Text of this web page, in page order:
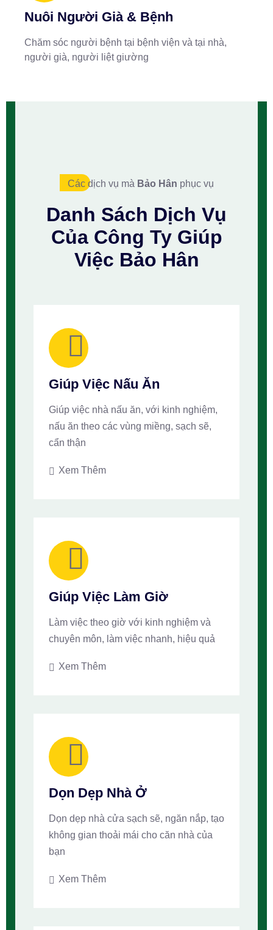
Nuôi Người Già & Bệnh
Chăm sóc người bệnh tại bệnh viện và tại nhà,
người già, người liệt giường
Các dịch vụ mà Bảo Hân phục vụ
Danh Sách Dịch Vụ
Của Công TyGiúp
Việc Bảo Hân
Giúp Việc Nấu Ăn
Giúp việc nhà nấu ăn, với kinh nghiệm,
nấu ăn theo các vùng miềng, sạch sẽ,
cẩn thận
Xem Thêm
Giúp Việc Làm Giờ
Làm việc theo giờ với kinh nghiệm và
chuyên môn, làm việc nhanh, hiệu quả
Xem Thêm
Dọn Dẹp Nhà Ở
Dọn dẹp nhà cửa sạch sẽ, ngăn nắp, tạo
không gian thoải mái cho căn nhà của
bạn
Xem Thêm